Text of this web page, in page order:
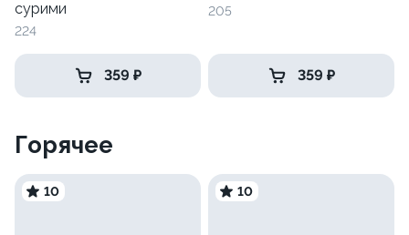
сурими
224
359 ₽
205
359 ₽
Горячее
10 10